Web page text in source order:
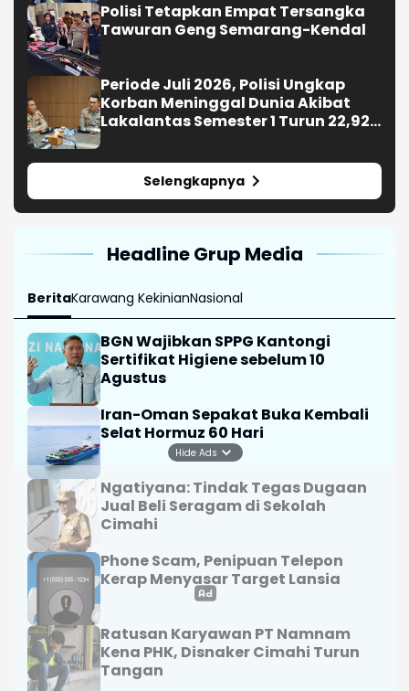
Polisi Tetapkan Empat Tersangka
Tawuran Geng Semarang-Kendal
Periode Juli 2026, Polisi Ungkap
Korban Meninggal Dunia Akibat
Lakalantas Semester 1 Turun 22,92
Selengkapnya
Headline Grup Media
BeritaKarawang KekinianNasional
BGN Wajibkan SPPG Kantongi
Sertifikat Higiene sebelum 10
Agustus
Iran-Oman Sepakat Buka Kembali
Selat Hormuz 60 Hari
Ngatiyana: Tindak Tegas Dugaan
Jual Beli Seragam di Sekolah
Cimahi
Phone Scam, Penipuan Telepon
Kerap Menyasar Target Lansia
Ratusan Karyawan PT Namnam
Kena PHK, Disnaker Cimahi Turun
Tangan
Hide Ads